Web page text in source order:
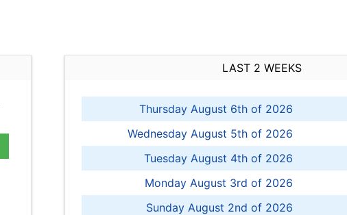
LAST 2 WEEKS
Thursday August 6th of 2026
Wednesday August 5th of 2026
Tuesday August 4th of 2026
Monday August 3rd of 2026
Sunday August 2nd of 2026